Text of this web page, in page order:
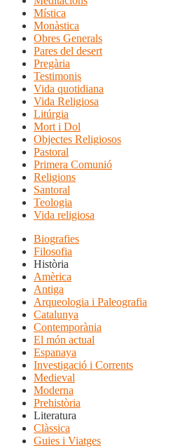
Mística
Monàstica
Obres Generals
Pares del desert
Pregària
Testimonis
Vida quotidiana
Vida Religiosa
Litúrgia
Mort i Dol
Objectes Religiosos
Pastoral
Primera Comunió
Religions
Santoral
Teologia
Vida religiosa
Biografies
Filosofia
Història
Amèrica
Antiga
Arqueologia i Paleografia
Catalunya
Contemporània
El món actual
Espanaya
Investigació i Corrents
Medieval
Moderna
Prehistòria
Literatura
Clàssica
Guies i Viatges